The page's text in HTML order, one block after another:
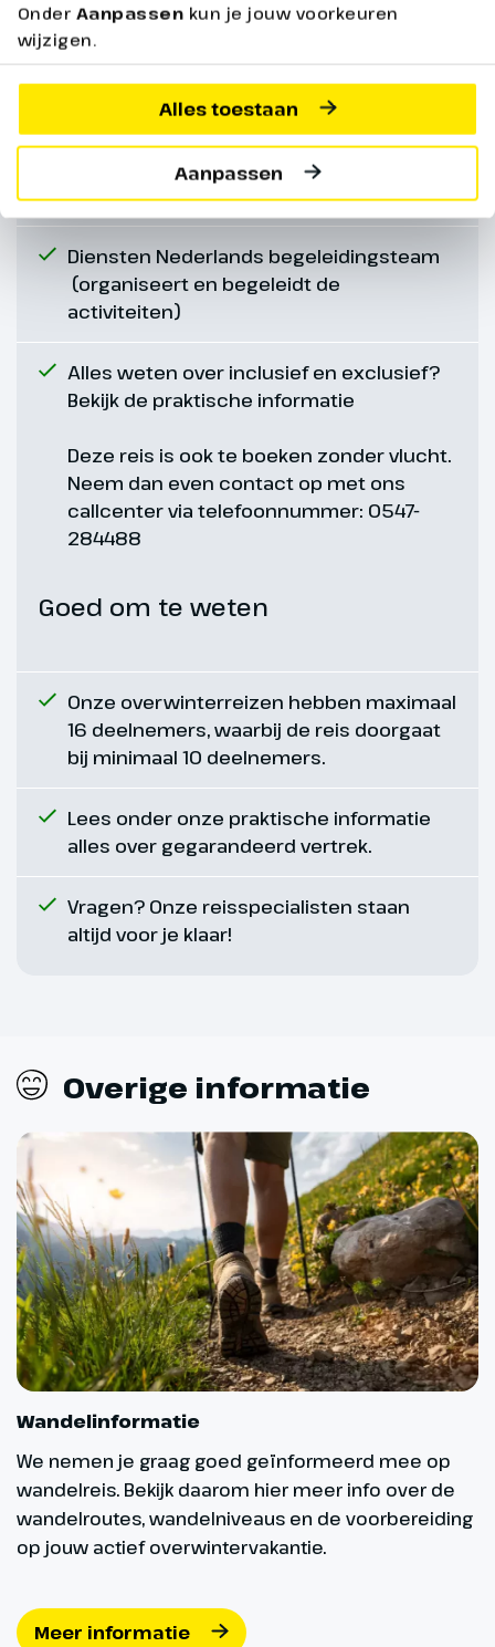
Onder Aanpassen kun je jouw voorkeuren
wijzigen.
Alles toestaan
Aanpassen
Vlucht Amsterdam-Malaga v.v. per
Transavia
Een eigen studio met woonkamer, goed
uitgeruste keuken en badkamer
3 georganiseerde uitstapjes per week
Diensten Nederlands begeleidingsteam
(organiseert en begeleidt de
activiteiten)
Alles weten over inclusief en exclusief?
Bekijk de praktische informatie
Deze reis is ook te boeken zonder vlucht.
Neem dan even contact op met ons
callcenter via telefoonnummer: 0547-
284488
Goed om te weten
Onze overwinterreizen hebben maximaal
16 deelnemers, waarbij de reis doorgaat
bij minimaal 10 deelnemers.
Lees onder onze praktische informatie
alles over gegarandeerd vertrek.
Vragen? Onze reisspecialisten staan
altijd voor je klaar!
Overige informatie
Wandelinformatie
We nemen je graag goed geïnformeerd mee op
wandelreis. Bekijk daarom hier meer info over de
wandelroutes, wandelniveaus en de voorbereiding
op jouw actief overwintervakantie.
Meer informatie